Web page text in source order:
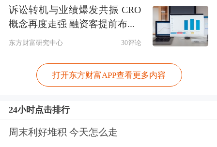
免责声明：本文基于AI生产，仅供参
考，不构成任何投资建议，据此操作风
险自担。东方财富
发布此内容旨在传播
更多信息，与本平台立场无关。东方财
富力求但不保证数据的完全准确，如有
错漏请以中国证监会指定上市公司信息
披露媒体为准，东方财富不对因该资料
诉讼转机与业绩爆发共振 CRO
概念再度走强 融资客提前布...
东方财富研究中心 30评论
打开东方财富APP查看更多内容
24小时点击排行
周末利好堆积 今天怎么走